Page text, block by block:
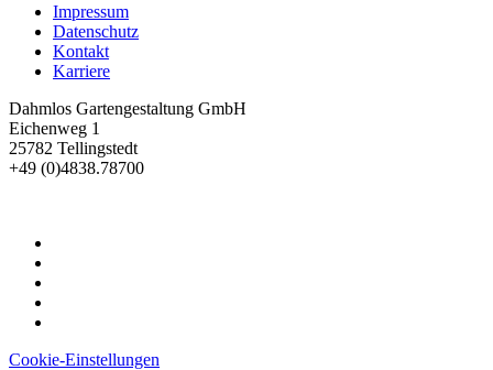
Impressum
Datenschutz
Kontakt
Karriere
Dahmlos Gartengestaltung GmbH
Eichenweg 1
25782 Tellingstedt
+49 (0)4838.78700
Cookie-Einstellungen